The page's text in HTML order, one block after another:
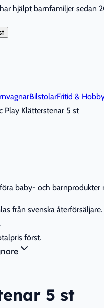
hjälpt barnfamiljer sedan
BilstolarFritid & Hobby
Play Klätterstenar 5 st
baby- och barnprodukter
från svenska återförsäljare.
först.
5 st